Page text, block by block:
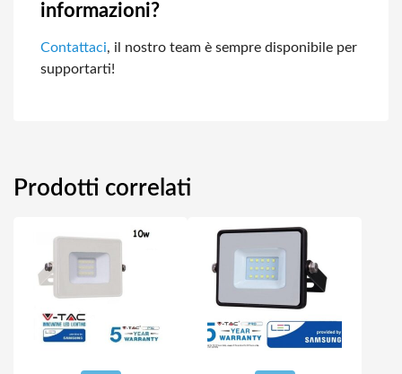
informazioni?
Contattaci, il nostro team è sempre disponibile per
supportarti!
Prodotti correlati